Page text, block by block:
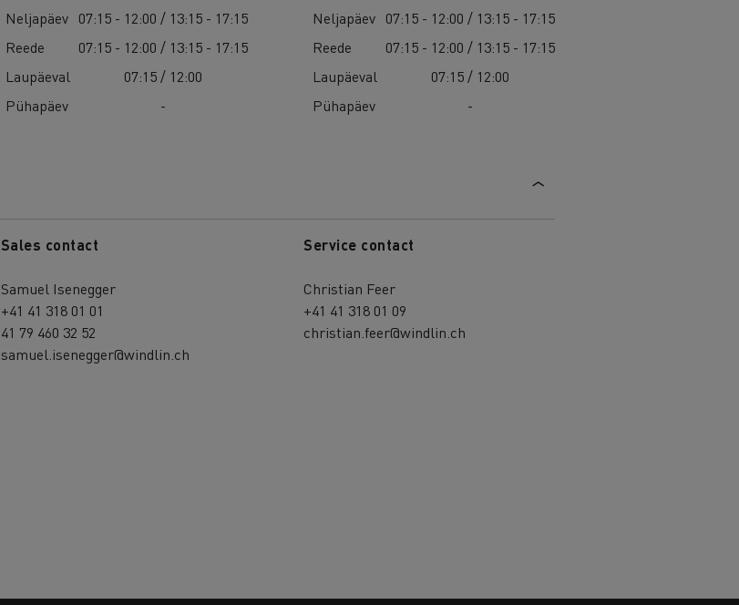
Neljapäev 07:15 - 12:00 / 13:15 - 17:15
Reede
07:15 - 12:00 / 13:15 - 17:15
Laupäeval
07:15 / 12:00
Pühapäev
-
Neljapäev 07:15 - 12:00 / 13:15 - 17:15
Reede
07:15 - 12:00 / 13:15 - 17:15
Laupäeval
07:15 / 12:00
Pühapäev
-
Sales contact
Samuel Isenegger
+41 41 318 01 01
41 79 460 32 52
samuel.isenegger@windlin.ch
Service contact
Christian Feer
+41 41 318 01 09
christian.feer@windlin.ch